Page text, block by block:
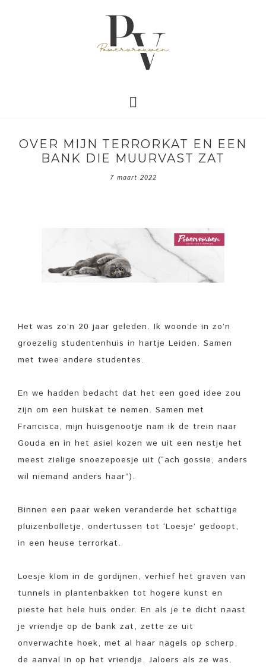
OVER MIJN TERRORKAT EN EEN
BANK DIE MUURVAST ZAT
7 maart 2022
Het was zo’n 20 jaar geleden. Ik woonde in zo’n
groezelig studentenhuis in hartje Leiden. Samen
met twee andere studentes.
En we hadden bedacht dat het een goed idee zou
zijn om een huiskat te nemen. Samen met
Francisca, mijn huisgenootje nam ik de trein naar
Gouda en in het asiel kozen we uit een nestje het
meest zielige snoezepoesje uit (“ach gossie, anders
wil niemand anders haar”).
Binnen een paar weken veranderde het schattige
pluizenbolletje, ondertussen tot ‘Loesje’ gedoopt,
in een heuse terrorkat.
Loesje klom in de gordijnen, verhief het graven van
tunnels in plantenbakken tot hogere kunst en
pieste het hele huis onder. En als je te dicht naast
je vriendje op de bank zat, zette ze uit
onverwachte hoek, met al haar nagels op scherp,
de aanval in op het vriendje. Jaloers als ze was.